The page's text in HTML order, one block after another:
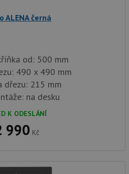
ALENA černá
od: 500 mm
490 x 490 mm
dřezu: 215 mm
na desku
K ODESLÁNÍ
990 Kč